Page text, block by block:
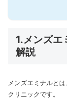
1.メンズエ
解説
メンズエミナルと
クリニックです。